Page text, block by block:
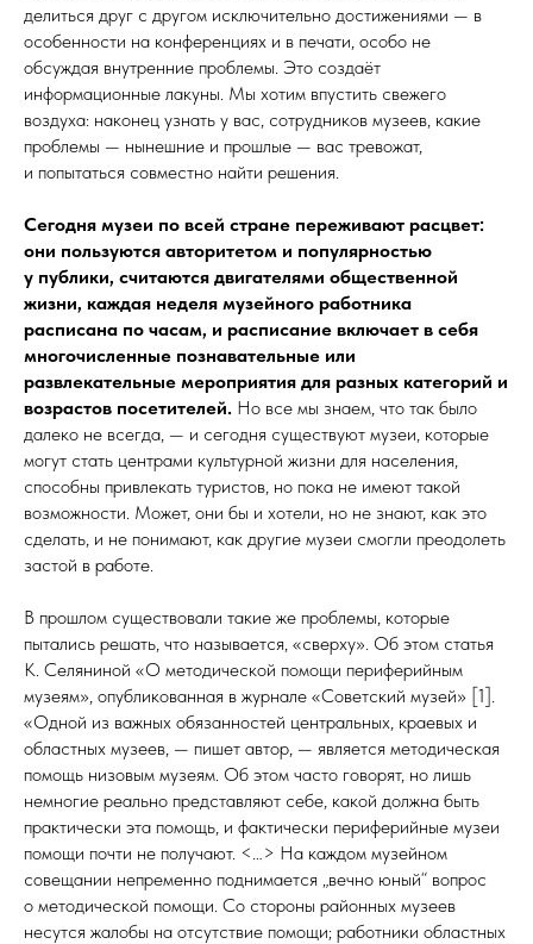
делиться друг с другом исключительно достижениями — в
особенности на конференциях и в печати, особо не
обсуждая внутренние проблемы. Это создаёт
информационные лакуны. Мы хотим впустить свежего
воздуха: наконец узнать у вас, сотрудников музеев, какие
проблемы — нынешние и прошлые — вас тревожат,
и попытаться совместно найти решения.
Сегодня музеи по всей стране переживают расцвет:
они пользуются авторитетом и популярностью
у публики, считаются двигателями общественной
жизни, каждая неделя музейного работника
расписана по часам, и расписание включает в себя
многочисленные познавательные или
развлекательные мероприятия для разных категорий и
возрастов посетителей. Но все мы знаем, что так было
далеко не всегда, — и сегодня существуют музеи, которые
могут стать центрами культурной жизни для населения,
способны привлекать туристов, но пока не имеют такой
возможности. Может, они бы и хотели, но не знают, как это
сделать, и не понимают, как другие музеи смогли преодолеть
застой в работе.
В прошлом существовали такие же проблемы, которые
пытались решать, что называется, «сверху». Об этом статья
К. Селяниной «О методической помощи периферийным
музеям», опубликованная в журнале «Советский музей» [1].
«Одной из важных обязанностей центральных, краевых и
областных музеев, — пишет автор, — является методическая
помощь низовым музеям. Об этом часто говорят, но лишь
немногие реально представляют себе, какой должна быть
практически эта помощь, и фактически периферийные музеи
помощи почти не получают. <…> На каждом музейном
совещании непременно поднимается „вечно юный“ вопрос
о методической помощи. Со стороны районных музеев
несутся жалобы на отсутствие помощи; работники областных